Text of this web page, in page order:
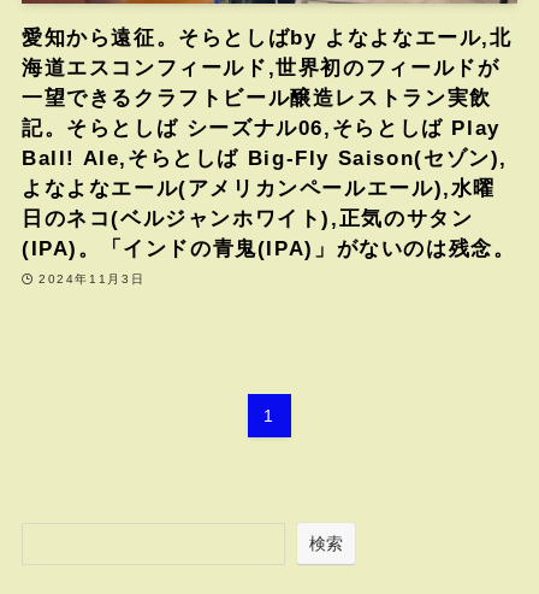
愛知から遠征。そらとしばby よなよなエール,北
海道エスコンフィールド,世界初のフィールドが
一望できるクラフトビール醸造レストラン実飲
記。そらとしば シーズナル06,そらとしば Play
Ball! Ale,そらとしば Big-Fly Saison(セゾン),
よなよなエール(アメリカンペールエール),水曜
日のネコ(ベルジャンホワイト),正気のサタン
(IPA)。「インドの青鬼(IPA)」がないのは残念。
2024年11月3日
1
検索